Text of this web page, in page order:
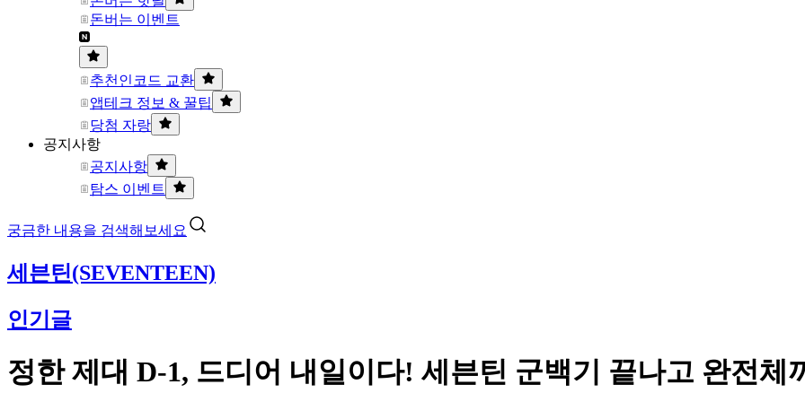
돈버는 이벤트
추천인코드 교환
앱테크 정보 & 꿀팁
당첨 자랑
공지사항
공지사항
탐스 이벤트
궁금한 내용을 검색해보세요
세븐틴(SEVENTEEN)
인기글
정한 제대 D-1, 드디어 내일이다! 세븐틴 군백기 끝나고 완전체